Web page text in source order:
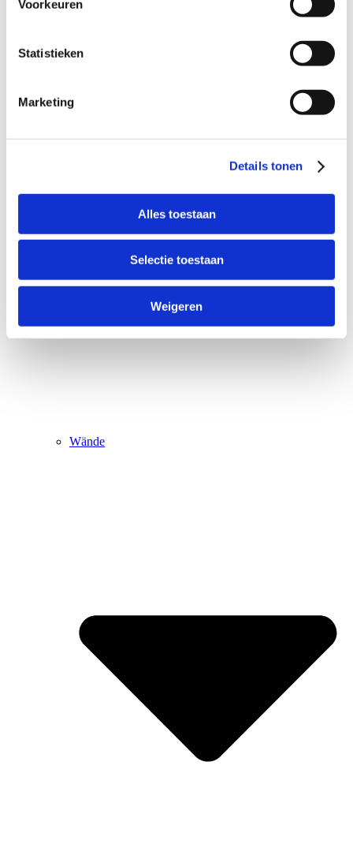
Voorkeuren
Statistieken
Marketing
Details tonen
Alles toestaan
Selectie toestaan
Weigeren
Wände